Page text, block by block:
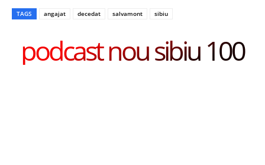
TAGS angajat decedat salvamont sibiu
podcast nou sibiu 100